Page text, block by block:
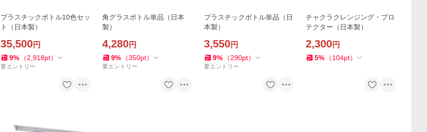
プラスチックボトル10色セッ
ト（日本製）
35,500円
9% （2,918pt）
要エントリー
角グラスボトル単品（日本
製）
4,280円
9% （350pt）
要エントリー
プラスチックボトル単品（日
本製）
3,550円
9% （290pt）
要エントリー
チャクラクレンジング・プロ
テクター（日本製）
2,300円
5% （104pt）